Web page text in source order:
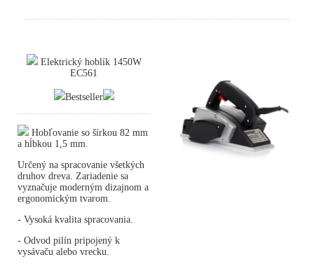
Elektrický hoblík 1450W
EC561
Bestseller
Hobľovanie so šírkou 82 mm
a hĺbkou 1,5 mm.
Určený na spracovanie všetkých
druhov dreva. Zariadenie sa
vyznačuje moderným dizajnom a
ergonomickým tvarom.
- Vysoká kvalita spracovania.
- Odvod pilín pripojený k
vysávaču alebo vrecku.